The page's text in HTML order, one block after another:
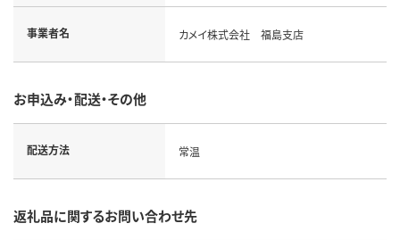
事業者名 カメイ株式会社 福島支店
お申込み・配送・その他
配送方法 常温
返礼品に関するお問い合わせ先